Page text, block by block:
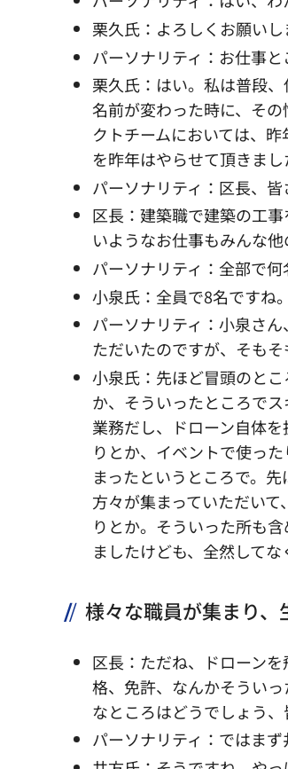
栗久氏：よろしくお願いし
パーソナリティ：お仕事
栗久氏：はい。私は普段
名前が変わった時に、そ
クトチームにおいては、
を昨年はやらせて頂きまし
パーソナリティ：区長、
区長：建築職で建築の工
いようなお仕事もみんな他
パーソナリティ：全部で何
小泉氏：全員で8名ですね
パーソナリティ：小泉さ
ただいたのですが、そも
小泉氏：先ほど冒頭のと
か、そういったところで
業務だし、ドローン自体
りとか、イベントで使っ
まったというところで。
方々が集まっていただい
りとか。そういった所も
ましたけども、全然して
様々な職員が集まり、
区長：ただね、ドローン
格、免許、なんかそうい
なところはどうでしょう、
パーソナリティ：ではまず